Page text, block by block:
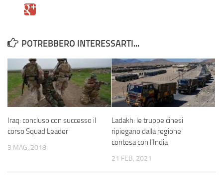
POTREBBERO INTERESSARTI...
Iraq: concluso con successo il
corso Squad Leader
3 MAG, 2018
Ladakh: le truppe cinesi
ripiegano dalla regione
contesa con l’India
21 FEB, 2021